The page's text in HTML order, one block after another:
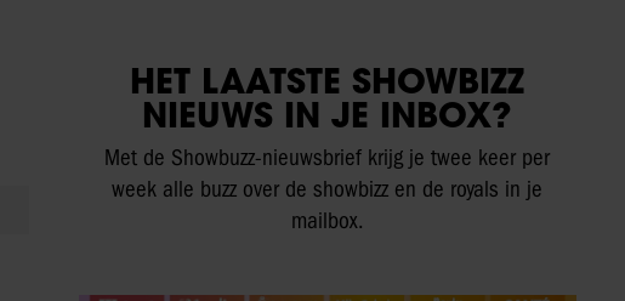
HET LAATSTE SHOWBIZZ
NIEUWS IN JE INBOX?
Met de Showbuzz-nieuwsbrief krijg je twee keer per
week alle buzz over de showbizz en de royals in je
mailbox.